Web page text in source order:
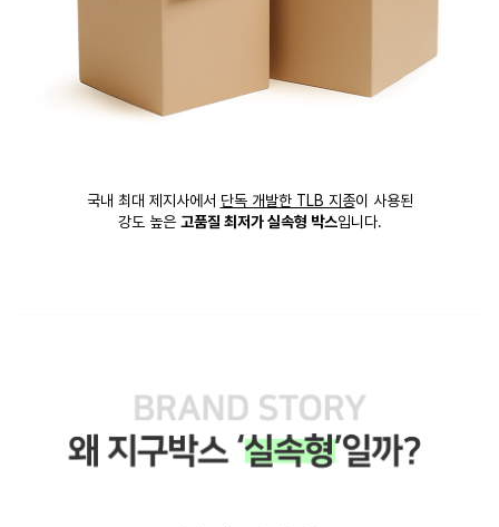
국내 최대 제지사에서 단독 개발한 TLB 지종이 사용된
강도 높은 고품질 최저가 실속형 박스입니다.